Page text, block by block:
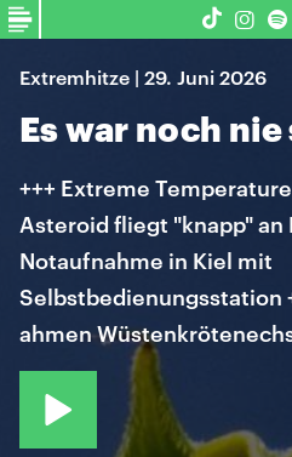
Extremhitze | 29. Juni 2026
Es war noch
+++ Extreme
Asteroid fliegt "knapp" an
Notaufnahme in Kiel mit
Selbstbedienungsstation
ahmen